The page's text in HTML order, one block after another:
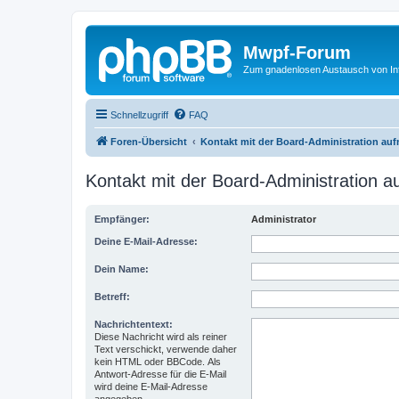
Mwpf-Forum
Zum gnadenlosen Austausch von
Schnellzugriff FAQ
Foren-Übersicht Kontakt mit der Board-Administration
Kontakt mit der Board-Administration
Empfänger: Administrator
Deine E-Mail-Adresse:
Dein Name:
Betreff:
Nachrichtentext:
Diese Nachricht wird als reiner
Text verschickt, verwende daher
kein HTML oder BBCode. Als
Antwort-Adresse für die E-Mail
wird deine E-Mail-Adresse